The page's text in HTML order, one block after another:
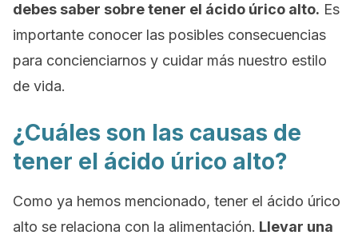
debes saber sobre tener el ácido úrico alto. Es
importante conocer las posibles consecuencias
para concienciarnos y cuidar más nuestro estilo
de vida.
¿Cuáles son las causas de
tener el ácido úrico alto?
Como ya hemos mencionado, tener el ácido úrico
alto se relaciona con la alimentación. Llevar una